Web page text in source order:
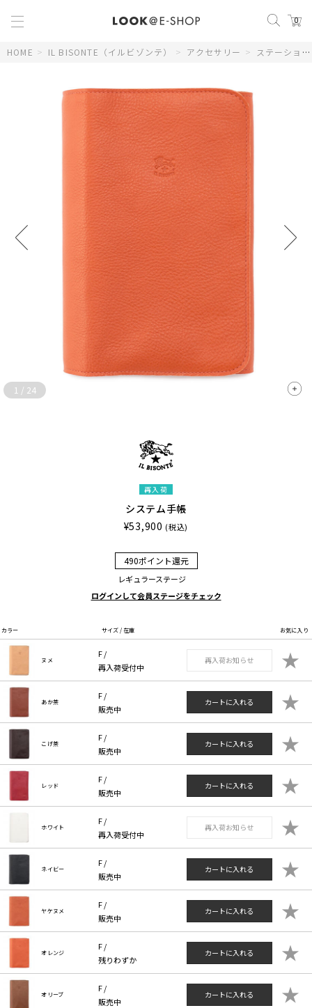
0
HOME > IL BISONTE（イルビゾンテ） > アクセサリー > ステーショナリー
1 / 24
再入荷
システム手帳
¥53,900 (税込)
490ポイント還元
レギュラーステージ
ログインして会員ステージをチェック
カラー サイズ / 在庫 お気に入り
ヌメ
F /
再入荷受付中
再入荷お知らせ ★
あか茶
F /
販売中
カートに入れる ★
こげ茶
F /
販売中
カートに入れる ★
レッド
F /
販売中
カートに入れる ★
ホワイト
F /
再入荷受付中
再入荷お知らせ ★
ネイビー
F /
販売中
カートに入れる ★
ヤケヌメ
F /
販売中
カートに入れる ★
オレンジ
F /
残りわずか
カートに入れる ★
オリーブ
F /
販売中
カートに入れる ★